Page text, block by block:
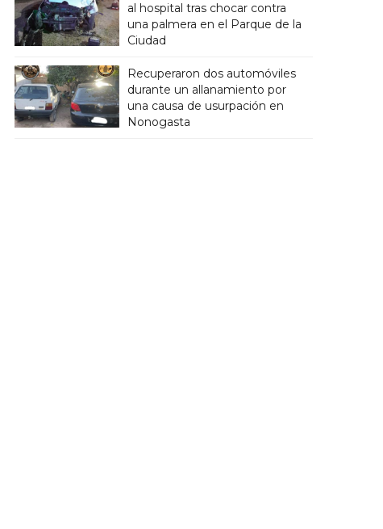
al hospital tras chocar contra
una palmera en el Parque de la
Ciudad
Recuperaron dos automóviles
durante un allanamiento por
una causa de usurpación en
Nonogasta